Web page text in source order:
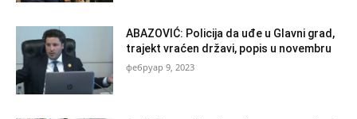
ABAZOVIĆ: Policija da uđe u Glavni grad,
trajekt vraćen državi, popis u novembru
фебруар 9, 2023